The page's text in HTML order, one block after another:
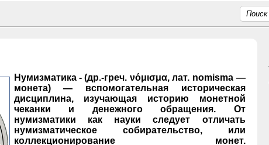
Нумизматика - (др.-греч. νόμισμα, лат. nomisma —
монета) — вспомогательная историческая
дисциплина, изучающая историю монетной
чеканки и денежного обращения. От
нумизматики как науки следует отличать
нумизматическое собирательство, или
коллекционирование монет.